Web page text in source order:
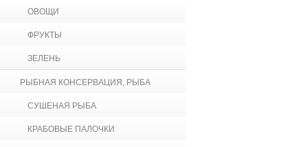
ОВОЩИ
ФРУКТЫ
ЗЕЛЕНЬ
РЫБНАЯ КОНСЕРВАЦИЯ, РЫБА
СУШЕНАЯ РЫБА
КРАБОВЫЕ ПАЛОЧКИ